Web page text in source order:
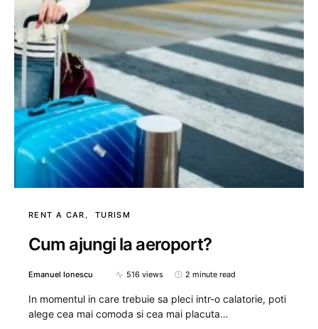
RENT A CAR TURISM
Cum ajungi la aeroport?
Emanuel Ionescu 516 views 2 minute read
In momentul in care trebuie sa pleci intr-o calatorie, poti
alege cea mai comoda si cea mai placuta…